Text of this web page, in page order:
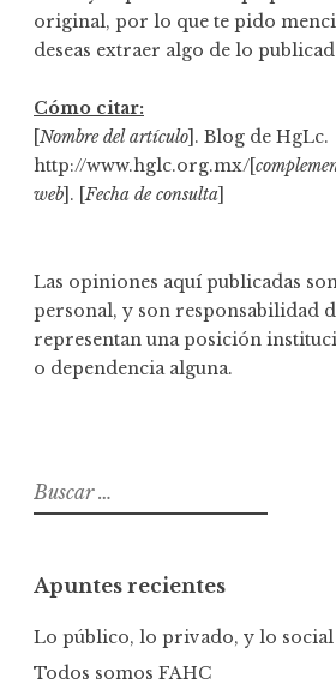
original, por lo que te pido
deseas extraer algo de lo
Cómo citar:
[Nombre del artículo]. Blog de HgLc.
http://www.hglc.org.mx/[
web]. [Fecha de consulta]
Las opiniones aquí publicadas
personal, y son responsabilidad
representan una posición
o dependencia alguna.
B
u
r
Apuntes recientes
Lo público, lo privado, y lo social
Todos somos FAHC